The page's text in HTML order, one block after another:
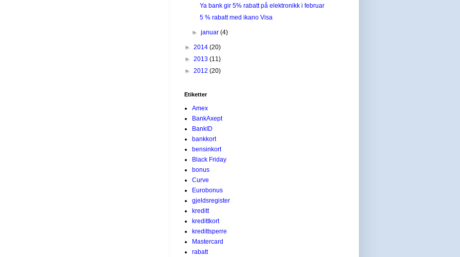
Ya bank gir 5% rabatt på elektronikk i februar
5 % rabatt med ikano Visa
►januar(4)
► 2014 (20)
► 2013 (11)
► 2012 (20)
Etiketter
Amex
BankAxept
BankID
bankkort
bensinkort
Black Friday
bonus
Curve
Eurobonus
gjeldsregister
kreditt
kredittkort
kredittsperre
Mastercard
rabatt